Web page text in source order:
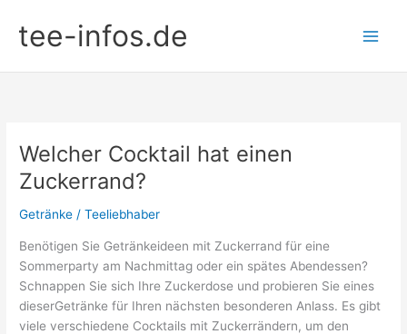
Inhalt
springen
tee-infos.de
Welcher Cocktail hat einen
Zuckerrand?
Getränke /Teeliebhaber
Benötigen Sie Getränkeideen mit Zuckerrand für eine
Sommerparty am Nachmittag oder ein spätes Abendessen?
Schnappen Sie sich Ihre Zuckerdose und probieren Sie eines
dieserGetränke für Ihren nächsten besonderen Anlass. Es gibt
viele verschiedene Cocktails mit Zuckerrändern, um den